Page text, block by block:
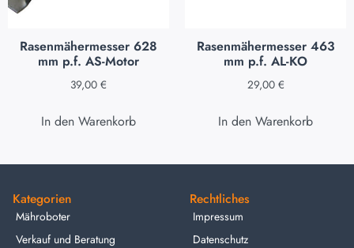
Rasenmähermesser 628
mm p.f. AS-Motor
39,00 €
In den Warenkorb
Rasenmähermesser 463
mm p.f. AL-KO
29,00 €
In den Warenkorb
Kategorien
Mähroboter
Verkauf und Beratung
Rechtliches
Impressum
Datenschutz